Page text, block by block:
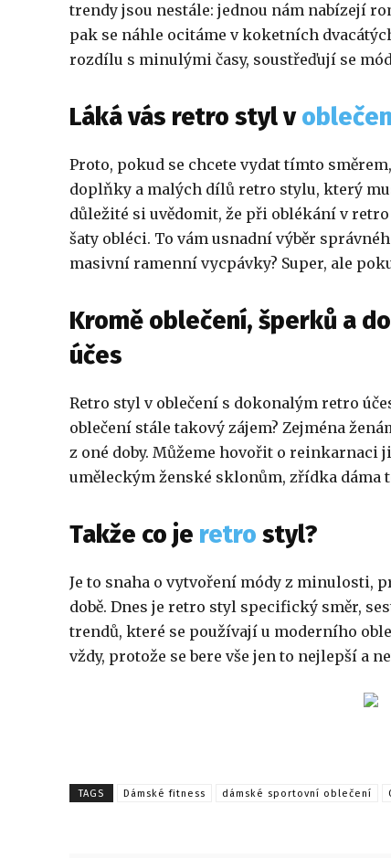
trendy jsou nestále: jednou nám nabízejí
pak se náhle ocitáme v koketních
rozdílu s minulými časy, soustřeďují se
Láká vás retro styl v
Proto, pokud se chcete vydat tímto
doplňky a malých dílů retro stylu, který
důležité si uvědomit, že při oblékání v
šaty obléci. To vám usnadní výběr
masivní ramenní vycpávky? Super, ale
Kromě oblečení, šperků a
účes
Retro styl v oblečení s dokonalým retro
oblečení stále takový zájem? Zejména
z oné doby. Můžeme hovořit o reinkarnaci
uměleckým ženské sklonům, zřídka dáma
Takže co je retro styl?
Je to snaha o vytvoření módy z minulosti,
době. Dnes je retro styl specifický směr,
trendů, které se používají u moderního
vždy, protože se bere vše jen to nejlepší a
TAGS Dámské fitness dámské sportovní oblečení